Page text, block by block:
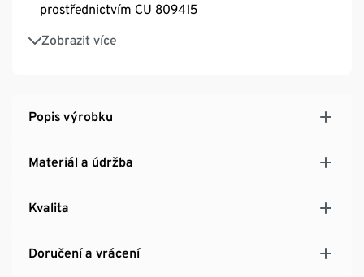
prostřednictvím CU 809415
Zobrazit více
Tyto šaty podporují pěstování udržitelné bavlny.
Popis výrobku
Materiál a údržba
Kvalita
Doručení a vrácení